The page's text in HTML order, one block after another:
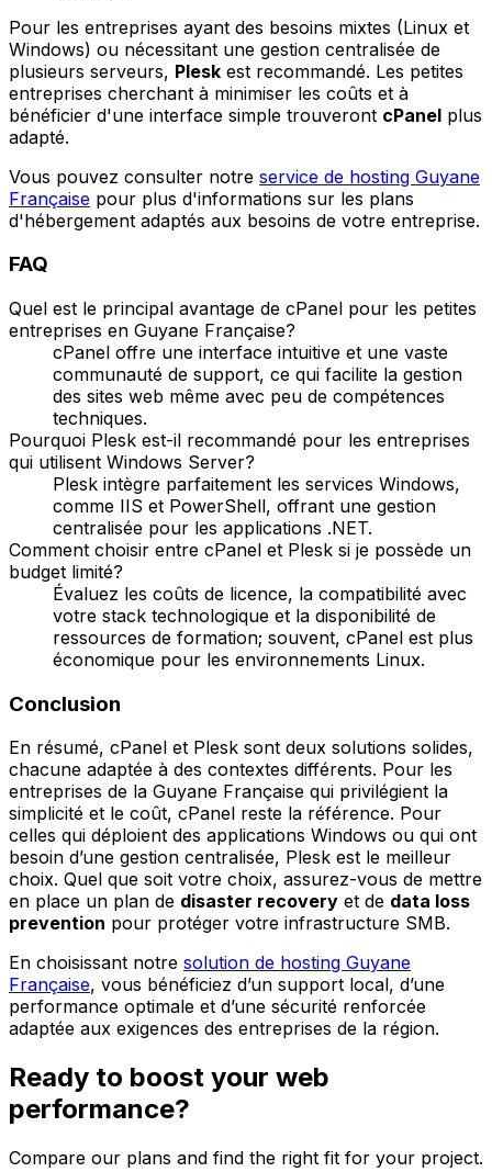
Pour les entreprises ayant des besoins mixtes (Linux et
Windows) ou nécessitant une gestion centralisée de
plusieurs serveurs, Plesk est recommandé. Les petites
entreprises cherchant à minimiser les coûts et à
bénéficier d'une interface simple trouveront cPanel plus
adapté.
Vous pouvez consulter notre service de hosting Guyane
Française pour plus d'informations sur les plans
d'hébergement adaptés aux besoins de votre entreprise.
FAQ
Quel est le principal avantage de cPanel pour les petites
entreprises en Guyane Française?
cPanel offre une interface intuitive et une vaste
communauté de support, ce qui facilite la gestion
des sites web même avec peu de compétences
techniques.
Pourquoi Plesk est-il recommandé pour les entreprises
qui utilisent Windows Server?
Plesk intègre parfaitement les services Windows,
comme IIS et PowerShell, offrant une gestion
centralisée pour les applications .NET.
Comment choisir entre cPanel et Plesk si je possède un
budget limité?
Évaluez les coûts de licence, la compatibilité avec
votre stack technologique et la disponibilité de
ressources de formation; souvent, cPanel est plus
économique pour les environnements Linux.
Conclusion
En résumé, cPanel et Plesk sont deux solutions solides,
chacune adaptée à des contextes différents. Pour les
entreprises de la Guyane Française qui privilégient la
simplicité et le coût, cPanel reste la référence. Pour
celles qui déploient des applications Windows ou qui ont
besoin d’une gestion centralisée, Plesk est le meilleur
choix. Quel que soit votre choix, assurez-vous de mettre
en place un plan de disaster recovery et de data loss
prevention pour protéger votre infrastructure SMB.
En choisissant notre solution de hosting Guyane
Française, vous bénéficiez d’un support local, d’une
performance optimale et d’une sécurité renforcée
adaptée aux exigences des entreprises de la région.
Ready to boost your web
performance?
Compare our plans and find the right fit for your project.